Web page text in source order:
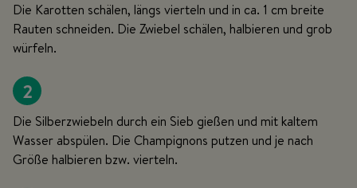
Die Karotten schälen, längs vierteln und in ca. 1 cm breite
Rauten schneiden. Die Zwiebel schälen, halbieren und grob
würfeln.
2
Die Silberzwiebeln durch ein Sieb gießen und mit kaltem
Wasser abspülen. Die Champignons putzen und je nach
Größe halbieren bzw. vierteln.